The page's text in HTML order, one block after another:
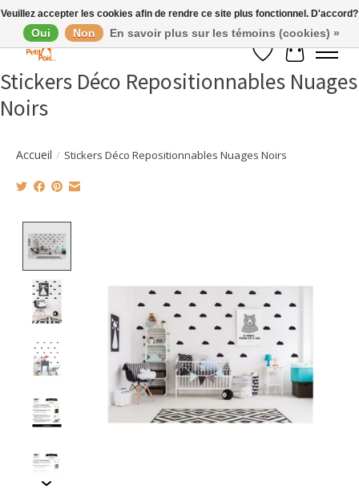
Liste de souhaits
Panier
Stickers Déco Repositionnables Nuages
Noirs
Accueil / Stickers Déco Repositionnables Nuages Noirs
Veuillez accepter les cookies afin de rendre ce site plus fonctionnel. D'accord?
Oui Non En savoir plus sur les témoins (cookies) »